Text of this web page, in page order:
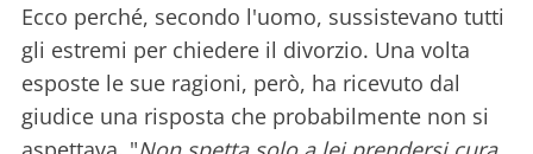
Ecco perché, secondo l'uomo, sussistevano tutti
gli estremi per chiedere il divorzio. Una volta
esposte le sue ragioni, però, ha ricevuto dal
giudice una risposta che probabilmente non si